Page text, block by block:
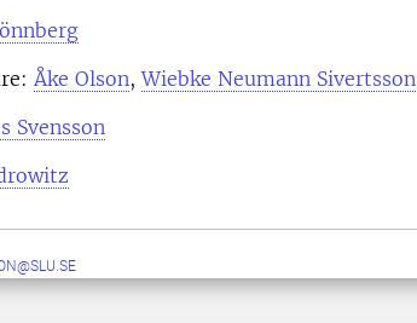
Åke Olson,Wiebke Neumann Sivertsson
Svensson